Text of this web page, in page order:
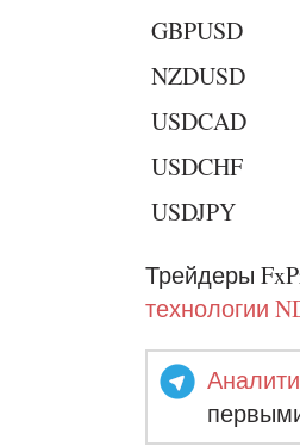
GBPUSD
NZDUSD
USDCAD
USDCHF
USDJPY
Трейдеры
технологии